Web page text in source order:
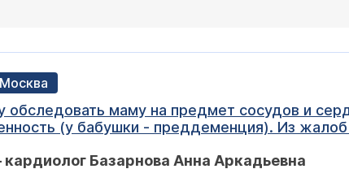
Из жалоб – головные боли (не каждый день, но, когда
узи, сейчас хочу обследовать маму в
Базарнова Анна Аркадьевна